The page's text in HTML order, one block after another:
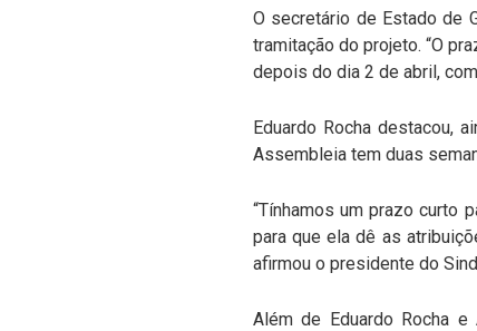
O secretário de Estado de
tramitação do projeto. “O
depois do dia 2 de abril,
Eduardo Rocha destacou,
Assembleia tem duas
“Tínhamos um prazo curto
para que ela dê as
afirmou o presidente do
Além de Eduardo Rocha e